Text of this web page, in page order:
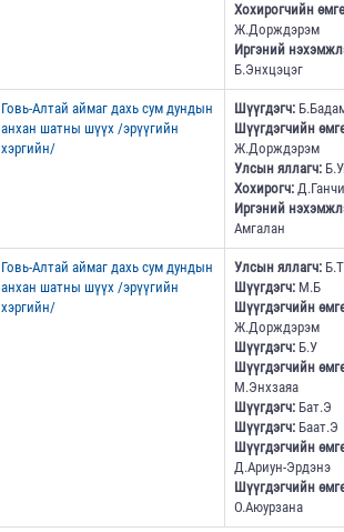
Хохирогчийн
Ж.Дорждэрэм
Иргэний
Б.Энхцэцэг
Говь-Алтай аймаг дахь сум дундын
анхан шатны шүүх /эрүүгийн
хэргийн/
Шүүгдэгч:
Шүүгдэгчийн
Ж.Дорждэрэм
Улсын яллагч:
Хохирогч:
Иргэний
Амгалан
Говь-Алтай аймаг дахь сум дундын
анхан шатны шүүх /эрүүгийн
хэргийн/
Улсын яллагч:
Шүүгдэгч:М.Б
Шүүгдэгчийн
Ж.Дорждэрэм
Шүүгдэгч:Б.У
Шүүгдэгчийн
М.Энхзаяа
Шүүгдэгч:Бат.Э
Шүүгдэгч:Баат.Э
Шүүгдэгчийн
Д.Ариун-Эрдэнэ
Шүүгдэгчийн
О.Аюурзана